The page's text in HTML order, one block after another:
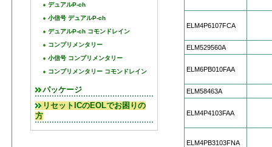
デュアルP-ch
小信号 デュアルP-ch
デュアルP-ch コモンドレイン
コンプリメンタリー
小信号 コンプリメンタリー
コンプリメンタリー コモンドレイン
パッケージ
リセットICのEOLでお困りの
方
ELM4P6107FCA
ELM529560A
ELM6PB010FAA
ELM58463A
ELM4P4103FAA
ELM4PB3103FNA